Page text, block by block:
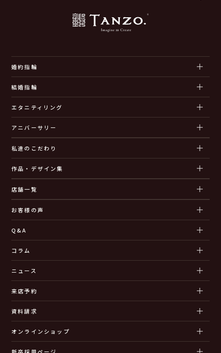
婚約指輪
結婚指輪
エタニティリング
アニバーサリー
私達のこだわり
作品・デザイン集
店舗一覧
お客様の声
Q&A
コラム
ニュース
来店予約
資料請求
オンラインショップ